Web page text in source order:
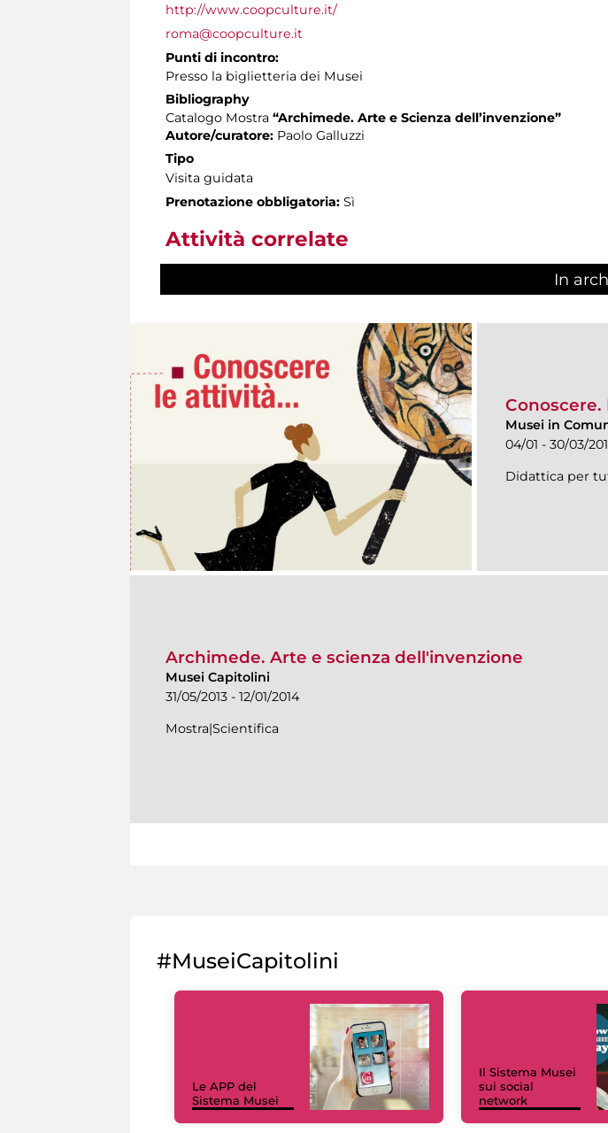
http://www.coopculture.it/
roma@coopculture.it
Punti di incontro:
Presso la biglietteria dei Musei
Bibliography
Catalogo Mostra “Archimede. Arte e Scienza dell’invenzione”
Autore/curatore: Paolo Galluzzi
Tipo
Visita guidata
Prenotazione obbligatoria: Sì
Attività correlate
In
Conoscere.
Musei in
04/01 - 30/03/
Didattica per
Archimede. Arte e scienza dell'invenzione
Musei Capitolini
31/05/2013 - 12/01/2014
Mostra|Scientifica
#MuseiCapitolini
Le APP del
Sistema Musei
Il Sistema Musei
sui social
network